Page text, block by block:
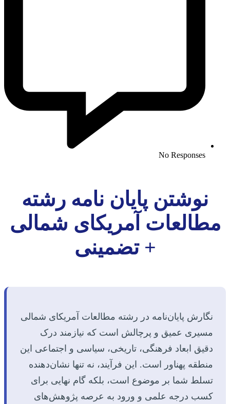
No Responses
نوشتن پایان نامه رشته
مطالعات آمریکای شمالی
+ تضمینی
نگارش پایان‌نامه در رشته مطالعات آمریکای شمالی
مسیری عمیق و پرچالش است که نیازمند درک
دقیق ابعاد فرهنگی، تاریخی، سیاسی و اجتماعی این
منطقه پهناور است. این فرآیند، نه تنها نشان‌دهنده
تسلط شما بر موضوع است، بلکه گام نهایی برای
کسب درجه علمی و ورود به عرصه پژوهش‌های